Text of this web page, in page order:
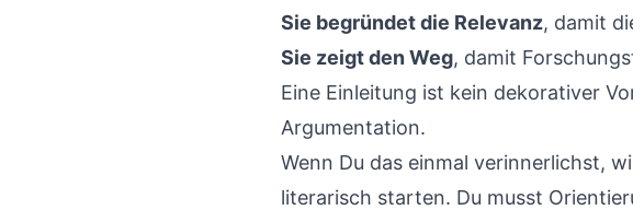
Sie begründet die Relevanz, damit
Sie zeigt den Weg, damit
Eine Einleitung ist kein dekorativer
Argumentation.
Wenn Du das einmal verinnerlichst,
literarisch starten. Du musst